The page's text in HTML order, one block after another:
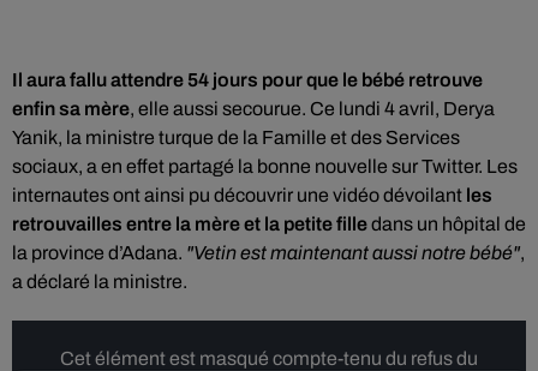
Il aura fallu attendre 54 jours pour que le bébé retrouve
enfin sa mère, elle aussi secourue. Ce lundi 4 avril, Derya
Yanik, la ministre turque de la Famille et des Services
sociaux, a en effet partagé la bonne nouvelle sur Twitter. Les
internautes ont ainsi pu découvrir une vidéo dévoilant les
retrouvailles entre la mère et la petite filledans un hôpital de
la province d’Adana. "Vetin est maintenant aussi notre bébé",
a déclaré la ministre.
Cet élément est masqué compte-tenu du refus du